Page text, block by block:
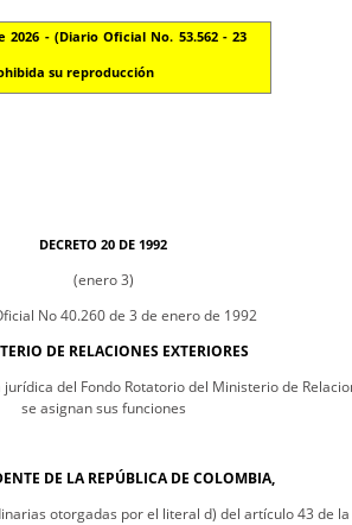
- (Diario Oficial No. 53.562 - 23
su reproducción
DECRETO 20 DE 1992
(enero 3)
No 40.260 de 3 de enero de 1992
DE RELACIONES EXTERIORES
del Fondo Rotatorio del Ministerio de
se asignan sus funciones
DE LA REPÚBLICA DE COLOMBIA,
otorgadas por el literal d) del artículo 43 de la